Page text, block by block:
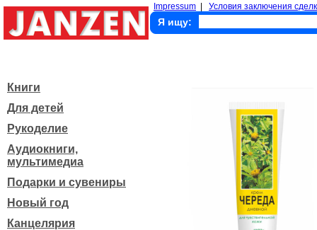
Impressum Условия заключения
Я ищу:
Книги
Для детей
Рукоделие
Аудиокниги,
мультимедиа
Подарки и сувениры
Новый год
Канцелярия